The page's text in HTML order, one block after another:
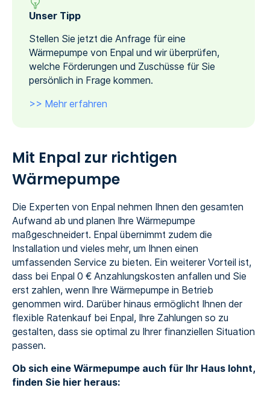
Unser Tipp
Stellen Sie jetzt die Anfrage für eine
Wärmepumpe von Enpal und wir überprüfen,
welche Förderungen und Zuschüsse für Sie
persönlich in Frage kommen.
>> Mehr erfahren
Mit Enpal zur richtigen
Wärmepumpe
Die Experten von Enpal nehmen Ihnen den gesamten
Aufwand ab und planen Ihre Wärmepumpe
maßgeschneidert. Enpal übernimmt zudem die
Installation und vieles mehr, um Ihnen einen
umfassenden Service zu bieten. Ein weiterer Vorteil ist,
dass bei Enpal 0 € Anzahlungskosten anfallen und Sie
erst zahlen, wenn Ihre Wärmepumpe in Betrieb
genommen wird. Darüber hinaus ermöglicht Ihnen der
flexible Ratenkauf bei Enpal, Ihre Zahlungen so zu
gestalten, dass sie optimal zu Ihrer finanziellen Situation
passen.
Ob sich eine Wärmepumpe auch für Ihr Haus lohnt,
finden Sie hier heraus: